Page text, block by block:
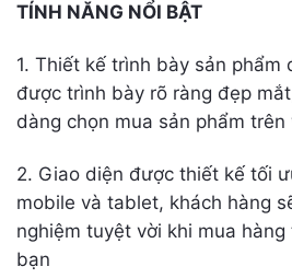
TÍNH NĂNG NỔI BẬT
1. Thiết kế trình bày sản phẩm
được trình bày rõ ràng đẹp
dàng chọn mua sản phẩm
2. Giao diện được thiết kế tối
mobile và tablet, khách hàng
nghiệm tuyệt vời khi mua
bạn